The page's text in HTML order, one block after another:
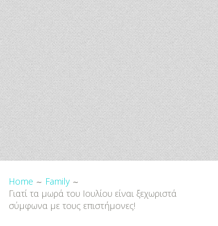
- Προτάσεις Αγοράς
Family
Εγκυμοσύνη
Μαμά
Μπαμπάς
Μωρό
Παιδί
Παιδικό Παιχνίδι
Μουσική
Home
Family
Γιατί τα μωρά του Ιουλίου είναι ξεχωριστά
σύμφωνα με τους επιστήμονες!